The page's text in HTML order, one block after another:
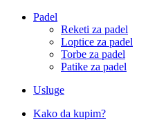
Padel
Reketi za padel
Loptice za padel
Torbe za padel
Patike za padel
Usluge
Kako da kupim?